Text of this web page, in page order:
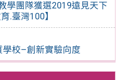
學團隊獲選2019遠見天下
.臺灣100】
校–創新實驗向度